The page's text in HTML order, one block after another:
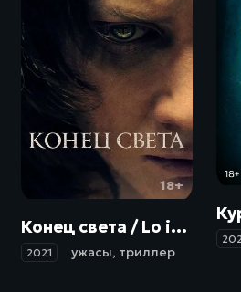
18+
Конец света / Lo inevitable (2021)
2021 ужасы, триллер